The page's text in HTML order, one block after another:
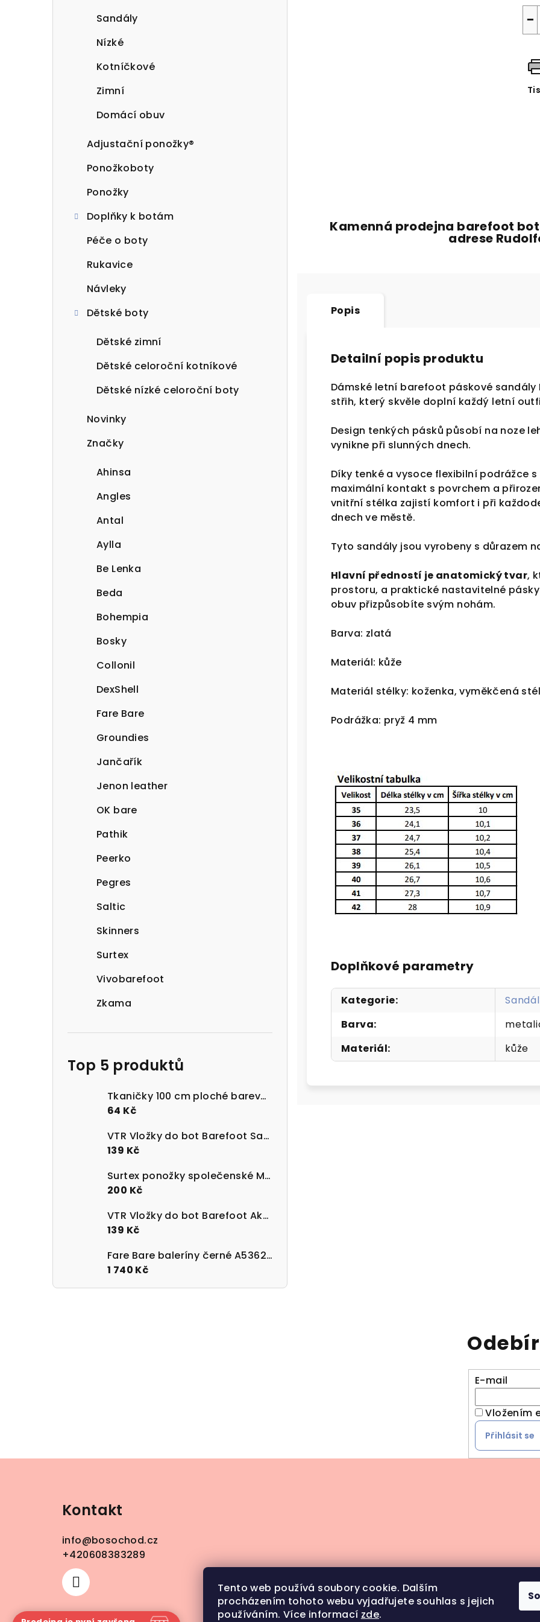
Tento web používá soubory cookie. Dalším
procházením tohoto webu vyjadřujete souhlas s jejich
používáním. Více informací zde.
Sandály
Nízké
Kotníčkové
Zimní
Domácí obuv
Adjustační ponožky®
Ponožkoboty
Ponožky
Doplňky k botám
Péče o boty
Rukavice
Návleky
Dětské boty
Dětské zimní
Dětské celoroční kotníkové
Dětské nízké celoroční boty
Novinky
Značky
Ahinsa
Angles
Antal
Aylla
Be Lenka
Beda
Bohempia
Bosky
Collonil
DexShell
Fare Bare
Groundies
Jančařík
Jenon leather
OK bare
Pathik
Peerko
Pegres
Saltic
Skinners
Surtex
Vivobarefoot
Zkama
Top 5 produktů
Tkaničky 100 cm ploché barevné 100% bavlna
64 Kč
VTR Vložky do bot Barefoot Sanitized s paměťovou pěnou
139 Kč
Surtex ponožky společenské Merino 90 - 95% černé
200 Kč
VTR Vložky do bot Barefoot Aktivní uhlí UNI velikost 36-47
139 Kč
Fare Bare baleríny černé A5362113
1 740 Kč
−
Kamenná prodejna barefoot
adrese
Popis
Detailní popis produktu
Dámské letní barefoot páskové sandály
střih, který skvěle doplní každý letní
Design tenkých pásků působí na noze
vynikne při slunných dnech.
Díky tenké a vysoce flexibilní podrážce
maximální kontakt s povrchem a
vnitřní stélka zajistí komfort i při
dnech ve městě.
Tyto sandály jsou vyrobeny s důrazem
Hlavní předností je anatomický tvar,
prostoru, a praktické nastavitelné
obuv přizpůsobíte svým nohám.
Barva: zlatá
Materiál: kůže
Materiál stélky: koženka, vyměkčená
Podrážka: pryž 4 mm
Doplňkové parametry
Kategorie:
Barva:
Materiál: kůže
E-mail
Vložením
Přihlásit se
Kontakt
info@bosochod.cz
+420608383289